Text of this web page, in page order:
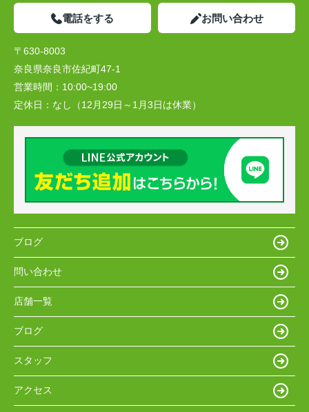
電話をする お問い合わせ
〒630-8003
奈良県奈良市佐紀町47-1
営業時間： 10:00~19:00
定休日： なし（12月29日～1月3日は休業）
ブログ
問い合わせ
店舗一覧
ブログ
スタッフ
アクセス